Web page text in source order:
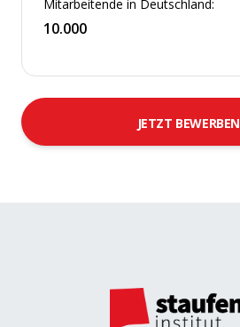
Mitarbeitende in Deutschland:
10.000
JETZT BEWERBEN